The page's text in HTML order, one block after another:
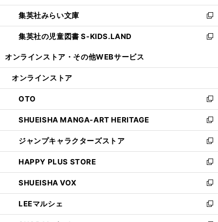
開
く
ウ
で
開
く
ン
ド
ウ
で
ウ
ィ
ン
ド
開
集英社みらい文庫
新
し
い
ン
ウ
で
開
く
集英社の児童図書 S-KIDS.LAND
新
ウ
ン
ド
ウ
で
開
く
オンラインストア・ その他WEBサービス
オンラインストア
OTO
新
し
い
ウ
ィ
ン
ド
ウ
で
開
く
SHUEISHA MANGA-ART HERITAGE
新
し
い
ウ
ィ
ン
ド
ウ
で
開
ジャンプキャラクターズストア
新
し
い
ウ
ィ
ン
ド
ウ
HAPPY PLUS STORE
新
し
い
ウ
ィ
ン
SHUEISHA VOX
新
し
い
ウ
LEEマルシェ
新
し